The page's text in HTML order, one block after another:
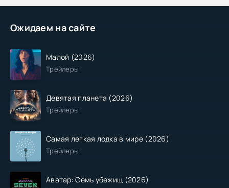
Ожидаем на сайте
Малой (2026)
Трейлеры
Девятая планета (2026)
Трейлеры
Самая легкая лодка в мире (2026)
Трейлеры
Аватар: Семь убежищ (2026)